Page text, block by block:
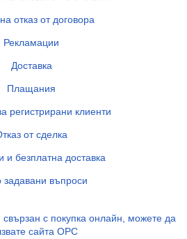
отказ от договора
Рекламации
Доставка
Плащания
регистрирани клиенти
от сделка
и безплатна доставка
задавани въпроси
с покупка онлайн, можете да
сайта ОРС